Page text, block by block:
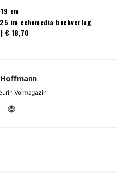
cm
im echomedia buchverlag
€ 18,70
Vormagazin